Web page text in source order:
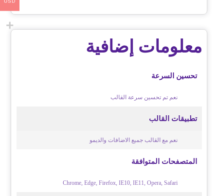
معلومات إضافية
تحسين السرعة
نعم تم تحسين سرعة القالب
تطبيقات القالب
نعم مع القالب جميع الاضافات والديمو
المتصفحات المتوافقة
Chrome, Edge, Firefox, IE10, IE11, Opera, Safari